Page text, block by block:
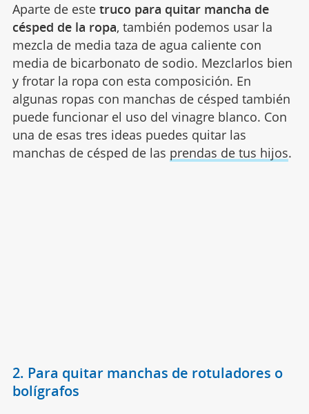
Aparte de este truco para quitar mancha de
césped de la ropa, también podemos usar la
mezcla de media taza de agua caliente con
media de bicarbonato de sodio. Mezclarlos bien
y frotar la ropa con esta composición. En
algunas ropas con manchas de césped también
puede funcionar el uso del vinagre blanco. Con
una de esas tres ideas puedes quitar las
manchas de césped de las prendas de tus hijos.
2. Para quitar manchas de rotuladores o
bolígrafos